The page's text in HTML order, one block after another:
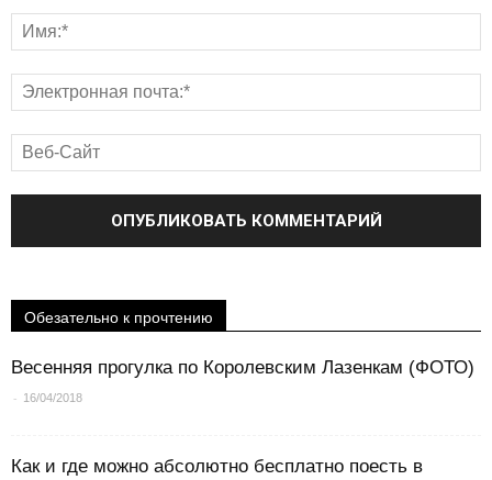
Обезательно к прочтению
Весенняя прогулка по Королевским Лазенкам (ФОТО)
- 16/04/2018
Как и где можно абсолютно бесплатно поесть в